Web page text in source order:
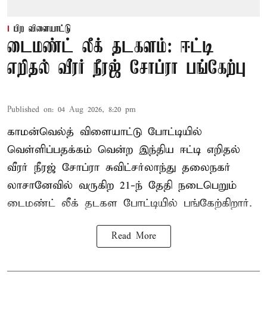
பிற விளையாட்டு
டைமண்ட் லீக் தடகளம்: ஈட்டி
எறிதல் வீரர் நீரஜ் சோப்ரா பங்கேற்பு
Published on: 04 Aug 2026, 8:20 pm
காமன்வெல்த் விளையாட்டு போட்டியில்
வெள்ளிப்பதக்கம் வென்ற இந்திய ஈட்டி எறிதல்
வீரர் நீரஜ் சோப்ரா சுவிட்சர்லாந்து தலைநகர்
லாசானேவில் வருகிற 21-ந் தேதி நடைபெறும்
டைமண்ட் லீக் தடகள போட்டியில் பங்கேற்கிறார்.
Read More